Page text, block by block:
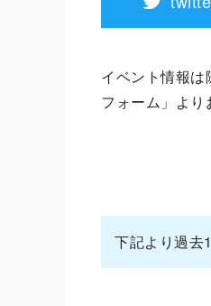
イベント情報
フォーム」より
下記より過去